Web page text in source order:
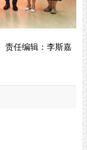
责任编辑： 李斯嘉